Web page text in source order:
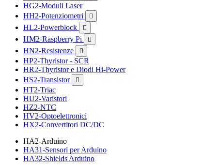
HG2-Moduli Laser
HH2-Potenziometri

HL2-Powerblock 
HM2-Raspberry Pi 
HN2-Resistenze 
HP2-Thyristor - SCR
HR2-Thyristor e Diodi Hi-Power
HS2-Transistor

HT2-Triac
HU2-Varistori
HZ2-NTC
HV2-Optoelettronici
HX2-Convertitori DC/DC
HA2-Arduino
HA31-Sensori per Arduino
HA32-Shields Arduino